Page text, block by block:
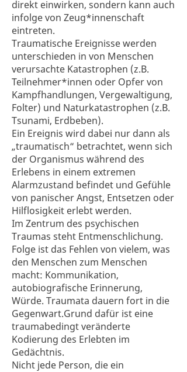
direkt einwirken, sondern kann auch
infolge von Zeug*innenschaft
eintreten.
Traumatische Ereignisse werden
unterschieden in von Menschen
verursachte Katastrophen (z.B.
Teilnehmer*innen oder Opfer von
Kampfhandlungen, Vergewaltigung,
Folter) und Naturkatastrophen (z.B.
Tsunami, Erdbeben).
Ein Ereignis wird dabei nur dann als
„traumatisch“ betrachtet, wenn sich
der Organismus während des
Erlebens in einem extremen
Alarmzustand befindet und Gefühle
von panischer Angst, Entsetzen oder
Hilflosigkeit erlebt werden.
Im Zentrum des psychischen
Traumas steht Entmenschlichung.
Folge ist das Fehlen von vielem, was
den Menschen zum Menschen
macht: Kommunikation,
autobiografische Erinnerung,
Würde. Traumata dauern fort in die
Gegenwart.Grund dafür ist eine
traumabedingt veränderte
Kodierung des Erlebten im
Gedächtnis.
Nicht jede Person, die ein